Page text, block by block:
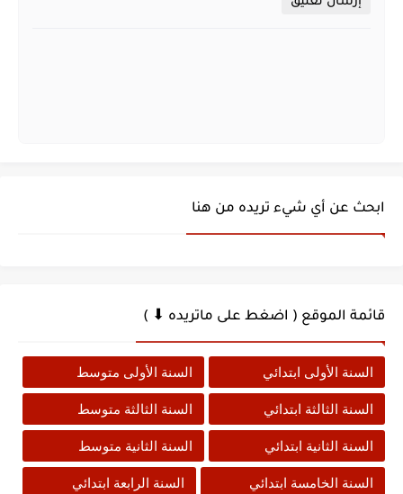
ابحث عن أي شيء تريده من هنا
قائمة الموقع ( اضغط على ماتريده ⬇ )
السنة الأولى ابتدائي السنة الأولى متوسط
السنة الثالثة ابتدائي السنة الثالثة متوسط
السنة الثانية ابتدائي السنة الثانية متوسط
السنة الخامسة ابتدائي السنة الرابعة ابتدائي